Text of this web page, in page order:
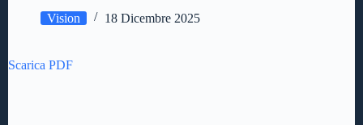
Vision 18 Dicembre 2025
Scarica PDF